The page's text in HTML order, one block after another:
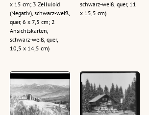
x 15 cm; 3 Zelluloid
(Negativ), schwarz-weiß,
quer, 6 x 7,5 cm; 2
Ansichtskarten,
schwarz-weiß, quer,
10,5 x 14,5 cm)
schwarz-weiß, quer, 11
x 15,5 cm)